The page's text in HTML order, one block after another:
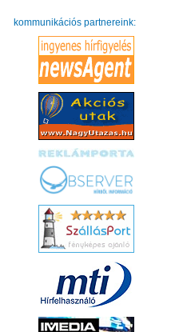
kommunikációs partnereink: